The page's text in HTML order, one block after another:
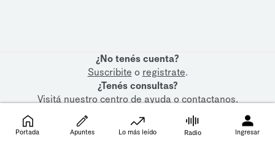
¿No tenés cuenta?
Suscribite o registrate.
¿Tenés consultas?
Visitá nuestrocentro de ayudaocontactanos.
Portada Apuntes Lo más leído Radio Ingresar